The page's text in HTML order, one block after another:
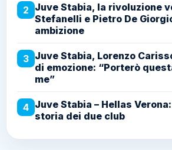
2 Juve Stabia, la rivoluzione
Stefanelli e Pietro De
ambizione
3 Juve Stabia, Lorenzo
di emozione: “Porterò
me”
4 Juve Stabia – Hellas
storia dei due club